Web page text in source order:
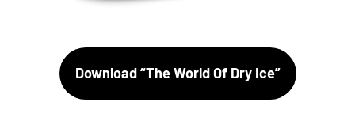
Download “The World Of Dry Ice”